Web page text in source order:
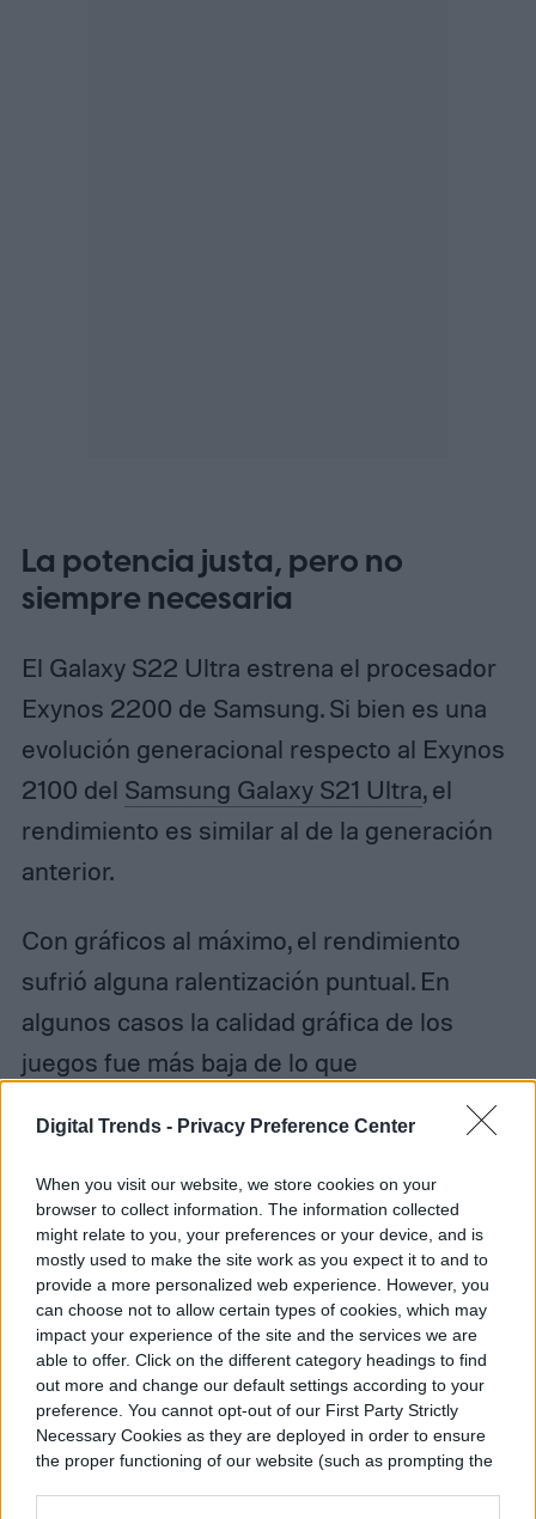
Digital Trends - Privacy Preference Center
When you visit our website, we store cookies on your
browser to collect information. The information collected
might relate to you, your preferences or your device, and is
mostly used to make the site work as you expect it to and to
provide a more personalized web experience. However, you
can choose not to allow certain types of cookies, which may
impact your experience of the site and the services we are
able to offer. Click on the different category headings to find
out more and change our default settings according to your
preference. You cannot opt-out of our First Party Strictly
Necessary Cookies as they are deployed in order to ensure
the proper functioning of our website (such as prompting the
La potencia justa, pero no
siempre necesaria
El Galaxy S22 Ultra estrena el procesador
Exynos 2200 de Samsung. Si bien es una
evolución generacional respecto al Exynos
2100 del Samsung Galaxy S21 Ultra, el
rendimiento es similar al de la generación
anterior.
Con gráficos al máximo, el rendimiento
sufrió alguna ralentización puntual. En
algunos casos la calidad gráfica de los
juegos fue más baja de lo que
esperábamos (incluso tardaban mucho en
cargar).
En general, el teléfono funciona rápido,
pero siento que le falta un boost de fluidez
para igualarse en términos de autonomía
con otros dispositivos como el iPhone 13
Pro.